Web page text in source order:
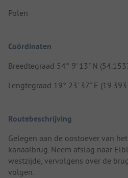
Polen
Coördinaten
Breedtegraad 54° 9' 13" N
Lengtegraad 19° 23' 37" E
Routebeschrijving
Gelegen aan de oostoever van
kanaalbrug. Neem afslag naar
westzijde, vervolgens over de
volgen.